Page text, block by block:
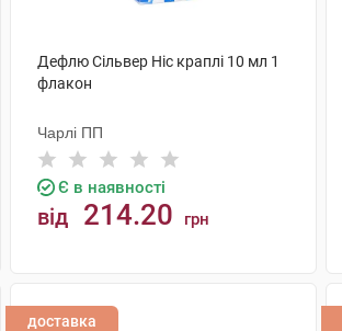
Дефлю Сільвер Ніс краплі 10 мл 1
флакон
Чарлі ПП
Є в наявності
від 214.20 грн
доставка